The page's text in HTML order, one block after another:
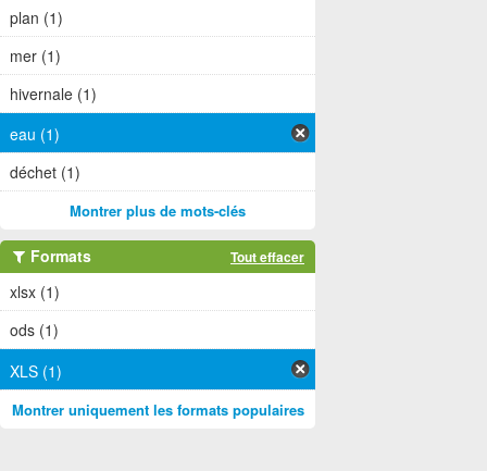
plan (1)
mer (1)
hivernale (1)
eau (1)
déchet (1)
Montrer plus de mots-clés
Formats Tout effacer
xlsx (1)
ods (1)
XLS (1)
Montrer uniquement les formats populaires